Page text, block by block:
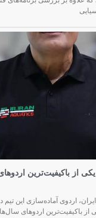
از باکیفیت‌ترین
اردوی آماده‌سازی این
از باکیفیت‌ترین اردوهای